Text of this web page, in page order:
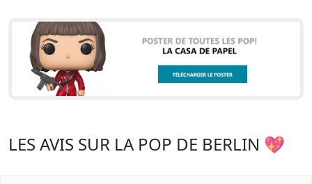
LES AVIS SUR LA POP DE BERLIN 💖